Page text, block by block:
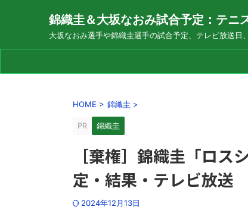
錦織圭＆大坂なおみ試合予定：テニ
大坂なおみ選手や錦織圭選手の試合予定、テレビ放送日
HOME > 錦織圭 >
PR 錦織圭
［棄権］錦織圭「ロ
定・結果・テレビ放送
2024年12月13日